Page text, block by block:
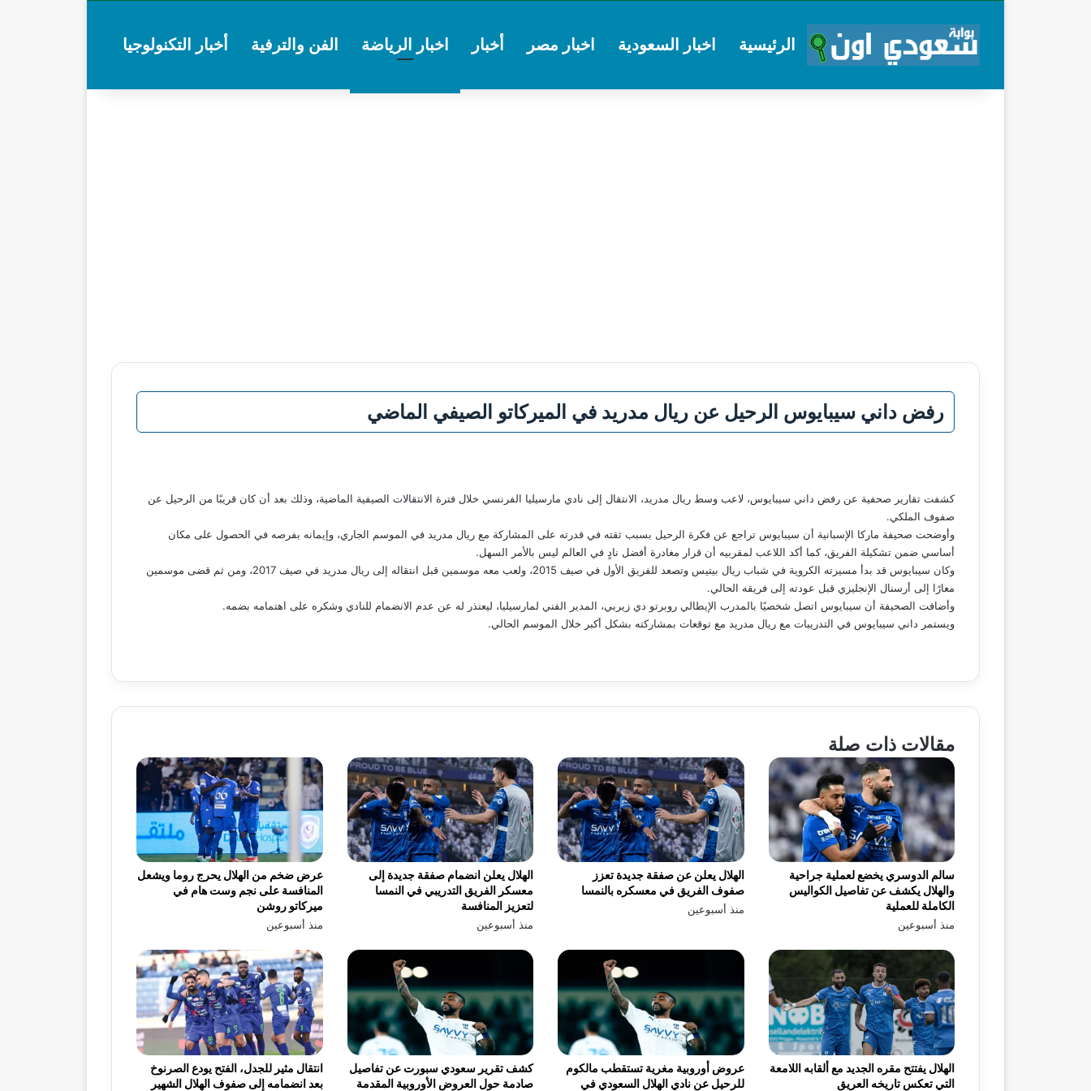
الرئيسية اخبار السعودية اخبار مصر أخبار اخبار الرياضة الفن والترفية أخبار التكنولوجيا
رفض داني سيبايوس الرحيل عن ريال مدريد في الميركاتو الصيفي الماضي
كشفت تقارير صحفية عن رفض داني سيبايوس، لاعب وسط ريال مدريد، الانتقال إلى نادي مارسيليا الفرنسي خلال فترة الانتقالات الصيفية الماضية، وذلك بعد أن كان قريبًا من الرحيل عن
صفوف الملكي.
وأوضحت صحيفة ماركا الإسبانية أن سيبايوس تراجع عن فكرة الرحيل بسبب ثقته في قدرته على المشاركة مع ريال مدريد في الموسم الجاري، وإيمانه بفرصه في الحصول على مكان
أساسي ضمن تشكيلة الفريق، كما أكد اللاعب لمقربيه أن قرار مغادرة أفضل نادٍ في العالم ليس بالأمر السهل.
وكان سيبايوس قد بدأ مسيرته الكروية في شباب ريال بيتيس وتصعد للفريق الأول في صيف 2015، ولعب معه موسمين قبل انتقاله إلى ريال مدريد في صيف 2017، ومن ثم قضى موسمين
معارًا إلى أرسنال الإنجليزي قبل عودته إلى فريقه الحالي.
وأضافت الصحيفة أن سيبايوس اتصل شخصيًا بالمدرب الإيطالي روبرتو دي زيربي، المدير الفني لمارسيليا، ليعتذر له عن عدم الانضمام للنادي وشكره على اهتمامه بضمه.
ويستمر داني سيبايوس في التدريبات مع ريال مدريد مع توقعات بمشاركته بشكل أكبر خلال الموسم الحالي.
مقالات ذات صلة
عرض ضخم من الهلال يحرج روما ويشعل
المنافسة على نجم وست هام في
ميركاتو روشن
منذ أسبوعين
الهلال يعلن انضمام صفقة جديدة إلى
معسكر الفريق التدريبي في النمسا
لتعزيز المنافسة
منذ أسبوعين
الهلال يعلن عن صفقة جديدة تعزز
صفوف الفريق في معسكره بالنمسا
منذ أسبوعين
سالم الدوسري يخضع لعملية جراحية
والهلال يكشف عن تفاصيل الكواليس
الكاملة للعملية
منذ أسبوعين
انتقال مثير للجدل، الفتح يودع الصرنوخ
بعد انضمامه إلى صفوف الهلال الشهير
كشف تقرير سعودي سبورت عن تفاصيل
صادمة حول العروض الأوروبية المقدمة
عروض أوروبية مغرية تستقطب مالكوم
للرحيل عن نادي الهلال السعودي في
الهلال يفتتح مقره الجديد مع ألقابه اللامعة
التي تعكس تاريخه العريق